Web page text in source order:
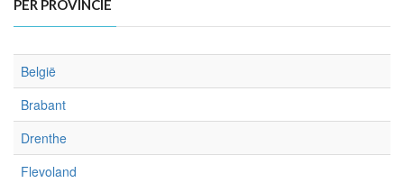
PER PROVINCIE
België
Brabant
Drenthe
Flevoland